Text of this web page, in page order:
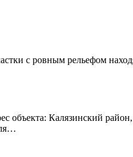
с ровным рельефом
объекта: Калязинский